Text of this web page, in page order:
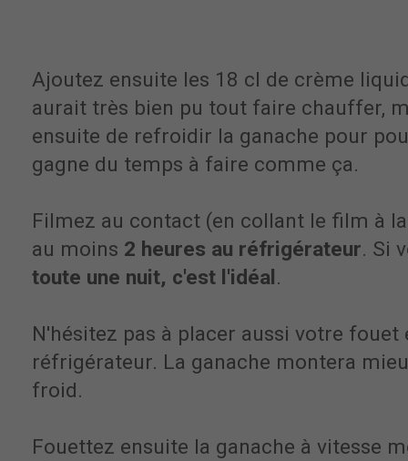
Ajoutez ensuite les 18 cl de crème
aurait très bien pu tout faire chauffer,
ensuite de refroidir la ganache pour
gagne du temps à faire comme ça.
Filmez au contact (en collant le film à
au moins 2 heures au réfrigérateur. Si
toute une nuit, c'est l'idéal.
N'hésitez pas à placer aussi votre
réfrigérateur. La ganache montera
froid.
Fouettez ensuite la ganache à vitesse